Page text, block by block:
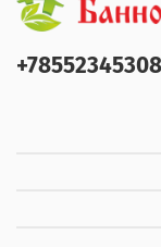
+78552345308